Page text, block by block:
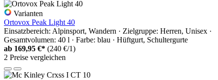
Varianten
Ortovox Peak Light 40
Einsatzbereich: Alpinsport, Wandern · Zielgruppe: Herren, Unisex ·
Gesamtvolumen: 40 l · Farbe: blau · Hüftgurt, Schultergurte
ab 169,95 €* (240 €/1)
2 Preise vergleichen